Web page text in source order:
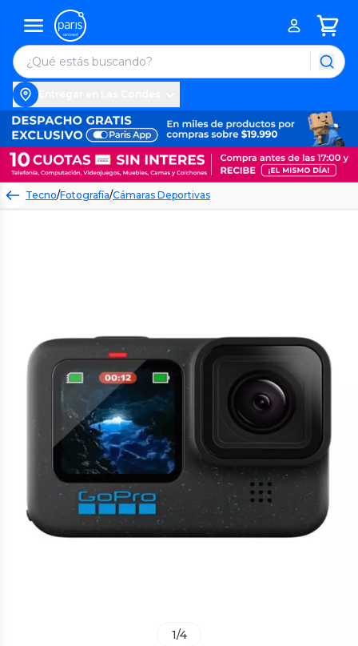
Tecno/Fotografía/Cámaras Deportivas
1/4